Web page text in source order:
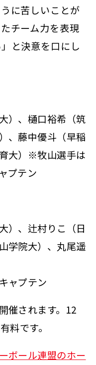
に苦しいことが
チーム力を表現
と決意を口にし
）、樋口裕希（筑
、藤中優斗（早稲
大）※牧山選手は
プテン
）、辻村りこ（日
学院大）、丸尾遥
ャプテン
催されます。12
料です。
ボール連盟のホー